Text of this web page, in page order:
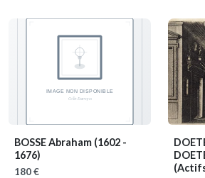
BOSSE Abraham (1602 -
1676)
180 €